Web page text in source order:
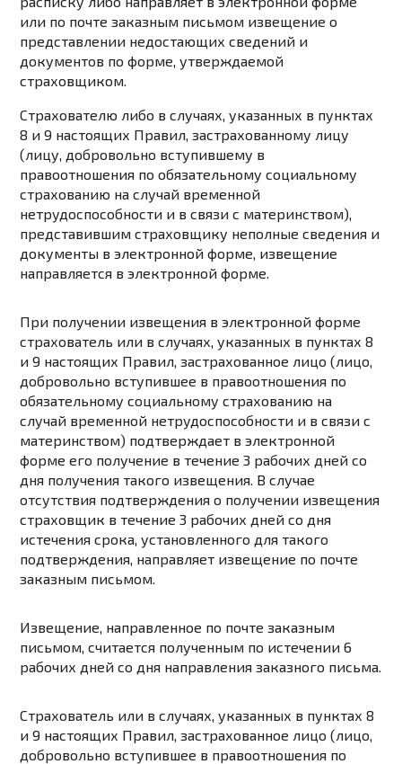
или по почте заказным письмом извещение о
представлении недостающих сведений и
документов поформе, утверждаемой
страховщиком.
Страхователю либо в случаях, указанных в пунктах
8 и9 настоящих Правил, застрахованному лицу
(лицу, добровольно вступившему в
правоотношения по обязательному социальному
страхованию на случай временной
нетрудоспособности и в связи с материнством),
представившим страховщику неполные сведения и
документы в электронной форме, извещение
направляется в электронной форме.
При получении извещения в электронной форме
страхователь или в случаях, указанных в пунктах 8
и9 настоящих Правил, застрахованное лицо (лицо,
добровольно вступившее в правоотношения по
обязательному социальному страхованию на
случай временной нетрудоспособности и в связи с
материнством) подтверждает в электронной
форме его получение в течение 3 рабочих дней со
дня получения такого извещения. В случае
отсутствия подтверждения о получении извещения
страховщик в течение 3 рабочих дней со дня
истечения срока, установленного для такого
подтверждения, направляет извещение по почте
заказным письмом.
Извещение, направленное по почте заказным
письмом, считается полученным по истечении 6
рабочих дней со дня направления заказного письма.
Страхователь или в случаях, указанных в пунктах 8
и9 настоящих Правил, застрахованное лицо (лицо,
добровольно вступившее в правоотношения по